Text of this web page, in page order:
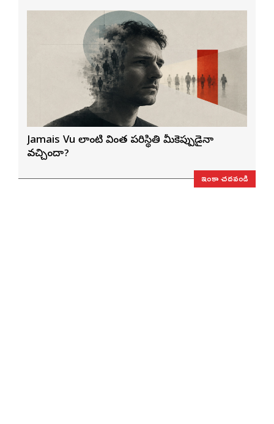
Jamais Vu లాంటి వింత పరిస్థితి మీకెప్పుడైనా
వచ్చిందా?
ఇంకా చదవండి